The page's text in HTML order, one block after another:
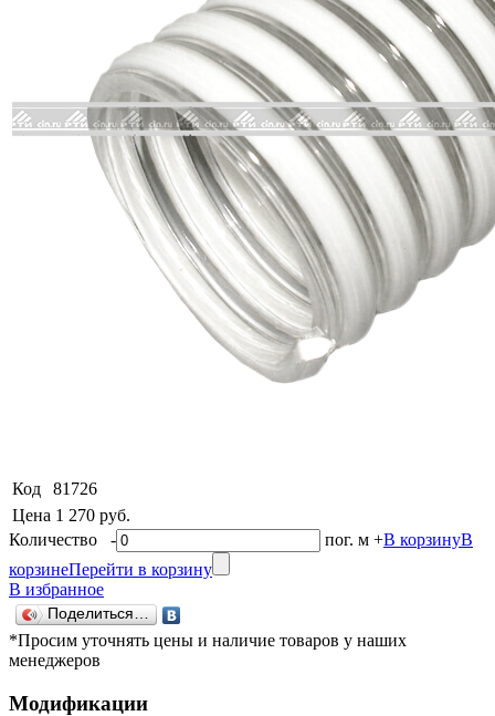
Код
81726
Цена 1 270 руб.
Количество - пог. м +В корзинуВ
корзинеПерейти в корзину
В избранное
Поделиться…
*Просим уточнять цены и наличие товаров у наших
менеджеров
Модификации